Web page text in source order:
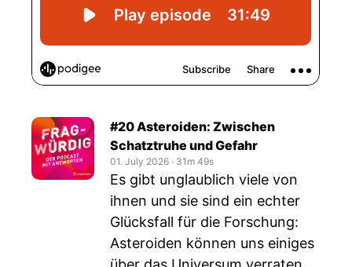
#20 Asteroiden: Zwischen
Schatztruhe und Gefahr
01. July 2026 ‧ 31m 49s
Es gibt unglaublich viele von
ihnen und sie sind ein echter
Glücksfall für die Forschung:
Asteroiden können uns einiges